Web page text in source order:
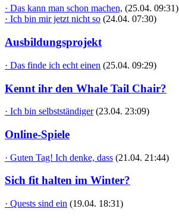
· Das kann man schon machen, (25.04. 09:31)
· Ich bin mir jetzt nicht so (24.04. 07:30)
Ausbildungsprojekt
· Das finde ich echt einen (25.04. 09:29)
Kennt ihr den Whale Tail Chair?
· Ich bin selbstständiger (23.04. 23:09)
Online-Spiele
· Guten Tag! Ich denke, dass (21.04. 21:44)
Sich fit halten im Winter?
· Quests sind ein (19.04. 18:31)